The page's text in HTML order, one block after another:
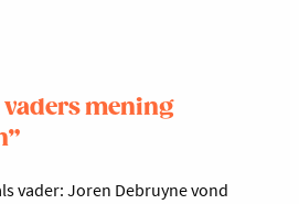
vaders mening
vader: Joren Debruyne vond